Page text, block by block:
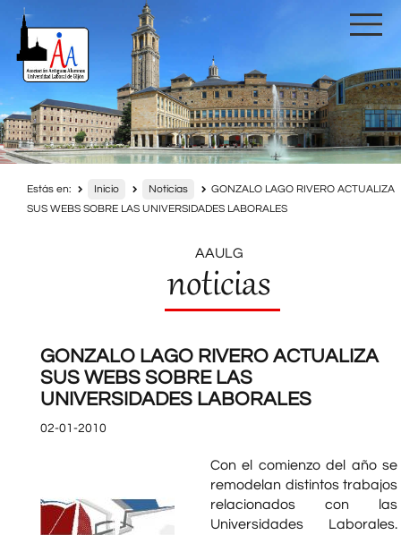
Estás en: Inicio Noticias
GONZALO LAGO RIVERO ACTUALIZA
SUS WEBS SOBRE LAS UNIVERSIDADES LABORALES
AAULG
noticias
GONZALO LAGO RIVERO ACTUALIZA
SUS WEBS SOBRE LAS
UNIVERSIDADES LABORALES
02-01-2010
Con el comienzo del año se
remodelan distintos trabajos
relacionados con las
Universidades Laborales.